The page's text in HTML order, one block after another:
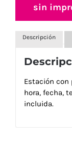
sin
Descripción
Estación con
hora, fecha,
incluida.